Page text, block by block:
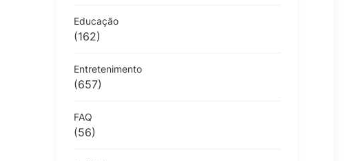
Educação
(162)
Entretenimento
(657)
FAQ
(56)